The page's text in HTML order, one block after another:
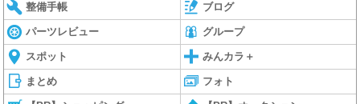
整備手帳 ブログ
パーツレビュー グループ
スポット みんカラ＋
まとめ フォト